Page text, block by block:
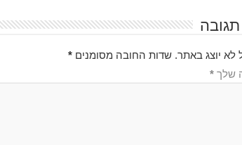
לא יוצג באתר. שדות החובה מסומנים*
שלך*